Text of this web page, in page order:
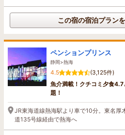
この宿の宿泊プラン
ペンションプリンス
静岡>熱海
4.5
(3,125件)
魚介満載！クチコミ夕食
題！
JR東海道線熱海駅より車で10分。東名厚
道135号線経由で熱海へ